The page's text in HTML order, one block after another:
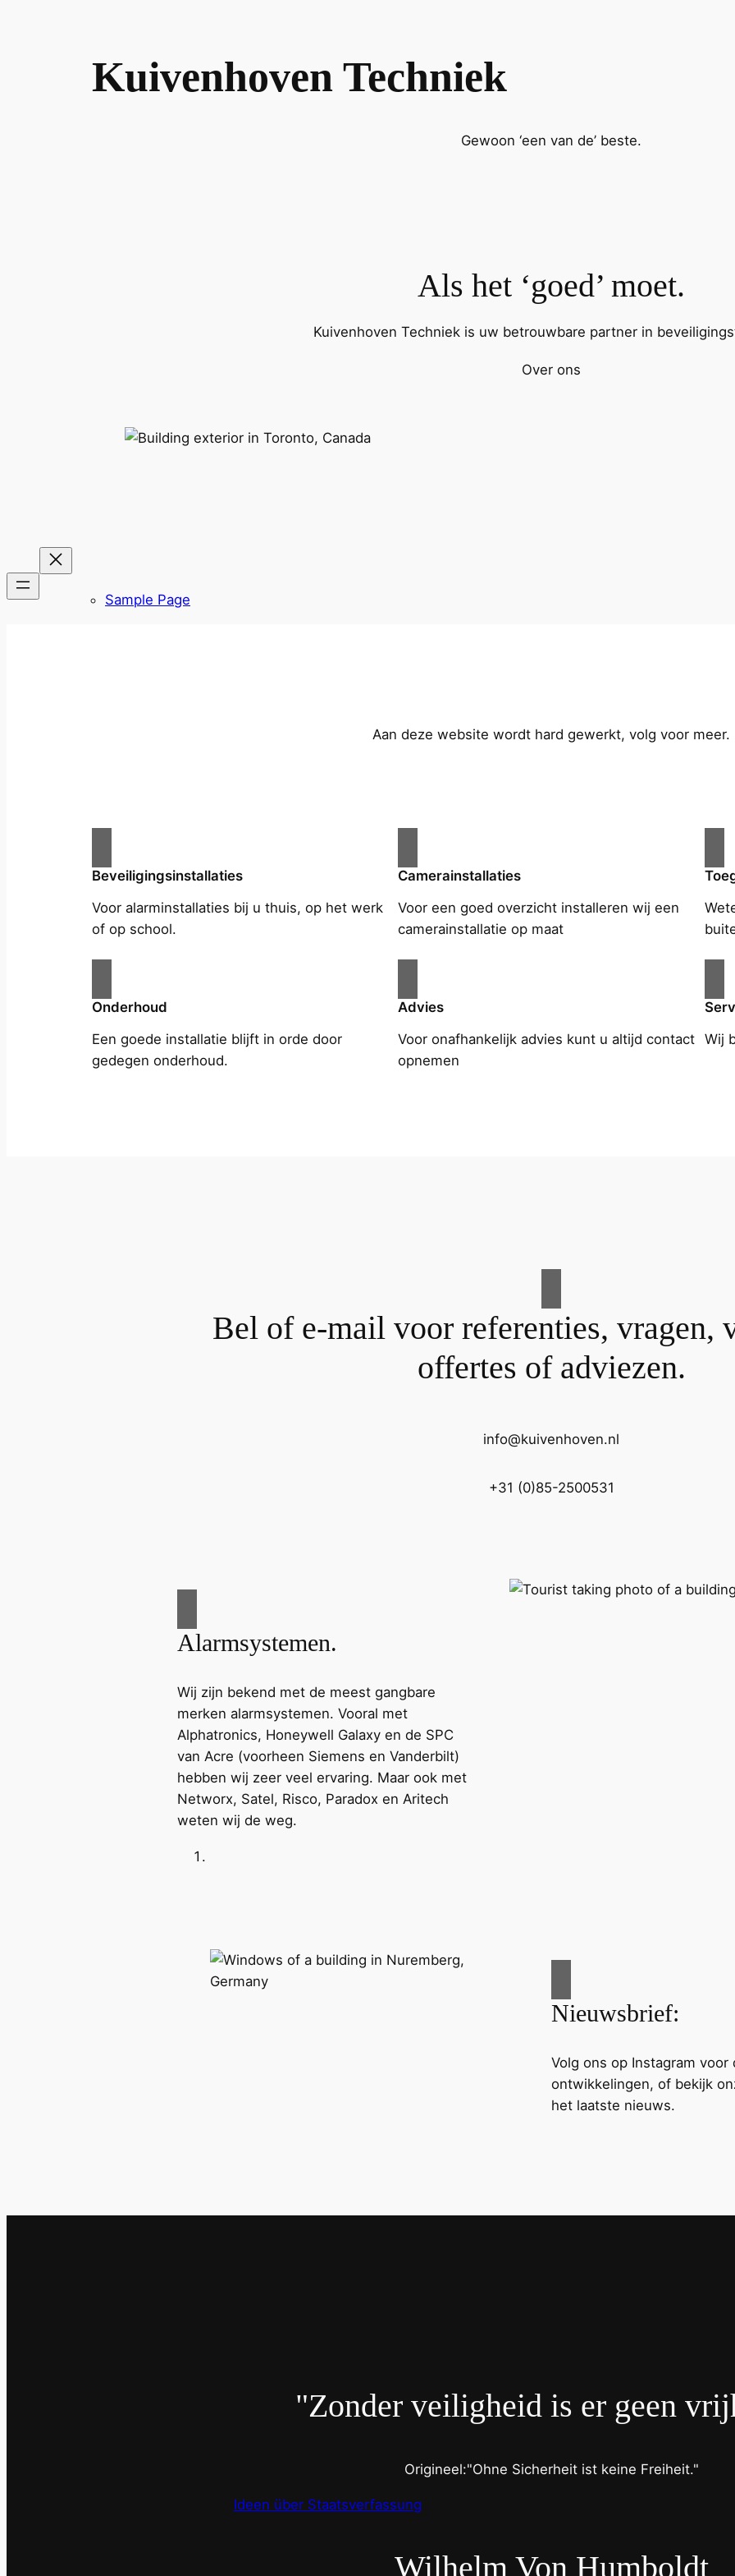
Kuivenhoven Techniek
Gewoon ‘een van de’ beste.
Als het ‘goed’ moet.
Kuivenhoven Techniek is uw betrouwbare partner in
Over ons
Sample Page
Aan deze website wordt hard gewerkt, volg voor meer.
Beveiligingsinstallaties
Voor alarminstallaties bij u thuis, op het werk
of op school.
Camerainstallaties
Voor een goed overzicht installeren wij een
camerainstallatie op maat
Onderhoud
Een goede installatie blijft in orde door
gedegen onderhoud.
Advies
Voor onafhankelijk advies kunt u altijd contact
opnemen
Wij
Bel of e-mail voor referenties, vragen,
offertes of adviezen.
info@kuivenhoven.nl
+31 (0)85-2500531
Alarmsystemen.
Wij zijn bekend met de meest gangbare
merken alarmsystemen. Vooral met
Alphatronics, Honeywell Galaxy en de SPC
van Acre (voorheen Siemens en Vanderbilt)
hebben wij zeer veel ervaring. Maar ook met
Networx, Satel, Risco, Paradox en Aritech
weten wij de weg.
Nieuwsbrief:
Volg ons op Instagram voor
ontwikkelingen, of bekijk
het laatste nieuws.
Zonder veiligheid is er geen
Origineel: Ohne Sicherheit ist keine Freiheit.
Ideen über Staatsverfassung
Wilhelm Von Humboldt